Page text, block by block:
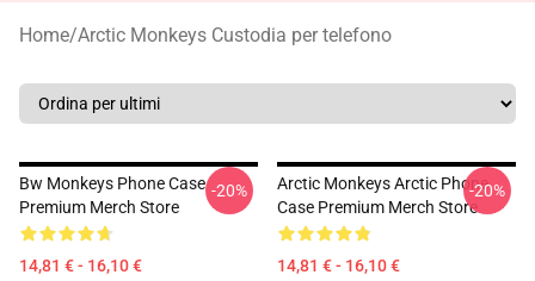
Home/Arctic Monkeys Custodia per telefono
Bw Monkeys Phone Case
Premium Merch Store
14,81 € - 16,10 €
-20%
Arctic Monkeys Arctic Phone
Case Premium Merch Store
14,81 € - 16,10 €
-20%